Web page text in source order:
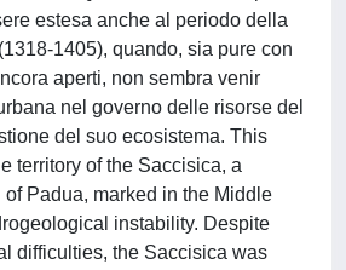
estesa anche al periodo della
1405), quando, sia pure con
aperti, non sembra venir
nel governo delle risorse del
del suo ecosistema. This
territory of the Saccisica, a
of Padua, marked in the Middle
instability. Despite
difficulties, the Saccisica was